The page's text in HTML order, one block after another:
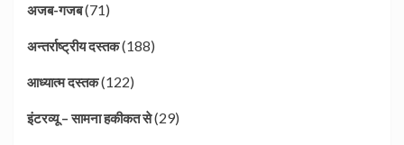
अजब-गजब(71)
अन्तर्राष्ट्रीय दस्तक(188)
आध्यात्म दस्तक(122)
इंटरव्यू – सामना हकीकत से(29)